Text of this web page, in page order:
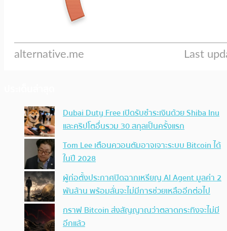
Dubai Duty Free เปิดรับชำระเงินด้วย Shiba Inu
และคริปโตอื่นรวม 30 สกุลเป็นครั้งแรก
Tom Lee เตือนควอนตัมอาจเจาะระบบ Bitcoin ได้
ในปี 2028
ผู้ก่อตั้งประกาศปิดฉากเหรียญ AI Agent มูลค่า 2
พันล้าน พร้อมลั่นจะไม่มีการช่วยเหลืออีกต่อไป
กราฟ Bitcoin ส่งสัญญาณว่าตลาดกระทิงจะไม่มี
อีกแล้ว